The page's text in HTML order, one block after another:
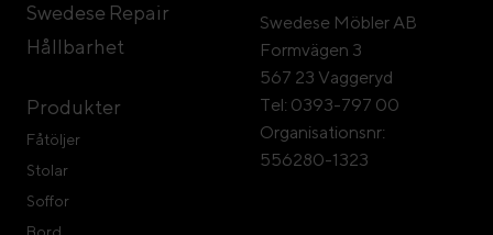
Swedese Repair
Hållbarhet
Produkter
Fåtöljer
Stolar
Soffor
Swedese Möbler AB
Formvägen 3
567 23 Vaggeryd
Tel: 0393-797 00
Organisationsnr:
556280-1323